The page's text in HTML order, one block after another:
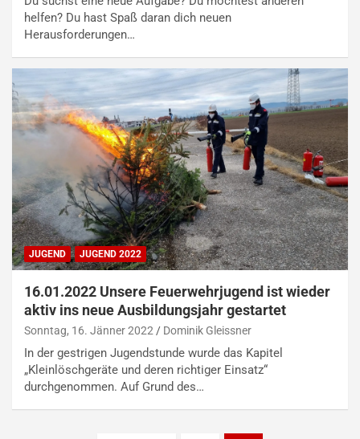
helfen? Du hast Spaß daran dich neuen
Herausforderungen…
JUGEND JUGEND 2022
16.01.2022 Unsere Feuerwehrjugend ist wieder
aktiv ins neue Ausbildungsjahr gestartet
Sonntag, 16. Jänner 2022 Dominik Gleissner
In der gestrigen Jugendstunde wurde das Kapitel
„Kleinlöschgeräte und deren richtiger Einsatz“
durchgenommen. Auf Grund des…